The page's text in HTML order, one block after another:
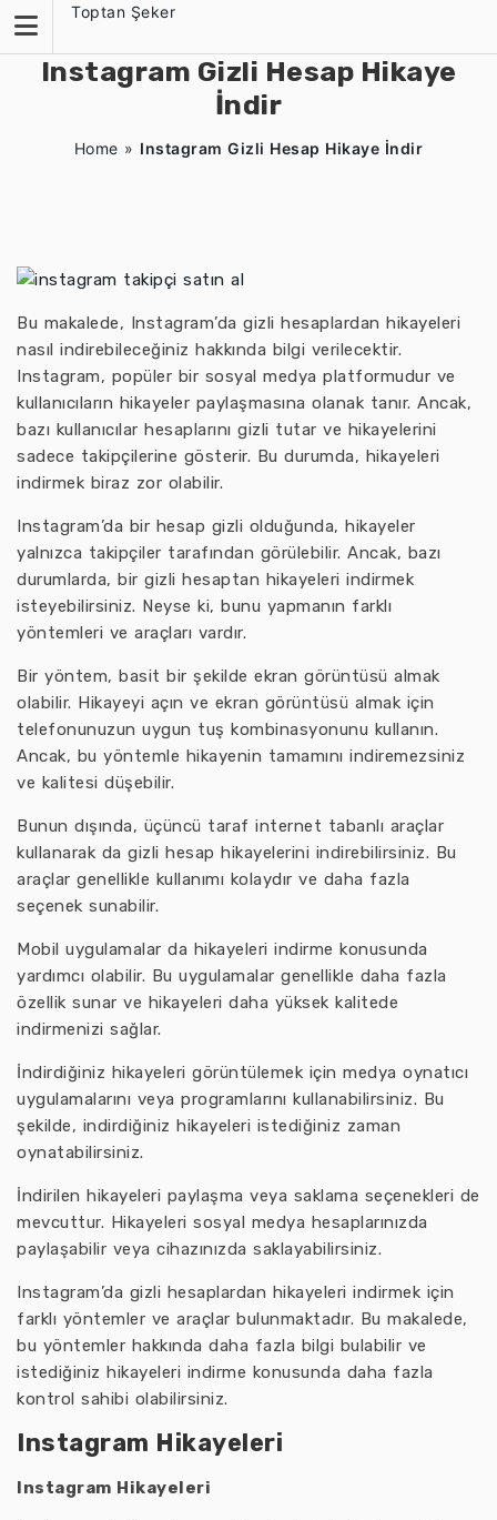
content
Toptan Şeker
Instagram Gizli Hesap Hikaye
İndir
Home » Instagram Gizli Hesap Hikaye İndir
Bu makalede, Instagram’da gizli hesaplardan hikayeleri
nasıl indirebileceğiniz hakkında bilgi verilecektir.
Instagram, popüler bir sosyal medya platformudur ve
kullanıcıların hikayeler paylaşmasına olanak tanır. Ancak,
bazı kullanıcılar hesaplarını gizli tutar ve hikayelerini
sadece takipçilerine gösterir. Bu durumda, hikayeleri
indirmek biraz zor olabilir.
Instagram’da bir hesap gizli olduğunda, hikayeler
yalnızca takipçiler tarafından görülebilir. Ancak, bazı
durumlarda, bir gizli hesaptan hikayeleri indirmek
isteyebilirsiniz. Neyse ki, bunu yapmanın farklı
yöntemleri ve araçları vardır.
Bir yöntem, basit bir şekilde ekran görüntüsü almak
olabilir. Hikayeyi açın ve ekran görüntüsü almak için
telefonunuzun uygun tuş kombinasyonunu kullanın.
Ancak, bu yöntemle hikayenin tamamını indiremezsiniz
ve kalitesi düşebilir.
Bunun dışında, üçüncü taraf internet tabanlı araçlar
kullanarak da gizli hesap hikayelerini indirebilirsiniz. Bu
araçlar genellikle kullanımı kolaydır ve daha fazla
seçenek sunabilir.
Mobil uygulamalar da hikayeleri indirme konusunda
yardımcı olabilir. Bu uygulamalar genellikle daha fazla
özellik sunar ve hikayeleri daha yüksek kalitede
indirmenizi sağlar.
İndirdiğiniz hikayeleri görüntülemek için medya oynatıcı
uygulamalarını veya programlarını kullanabilirsiniz. Bu
şekilde, indirdiğiniz hikayeleri istediğiniz zaman
oynatabilirsiniz.
İndirilen hikayeleri paylaşma veya saklama seçenekleri de
mevcuttur. Hikayeleri sosyal medya hesaplarınızda
paylaşabilir veya cihazınızda saklayabilirsiniz.
Instagram’da gizli hesaplardan hikayeleri indirmek için
farklı yöntemler ve araçlar bulunmaktadır. Bu makalede,
bu yöntemler hakkında daha fazla bilgi bulabilir ve
istediğiniz hikayeleri indirme konusunda daha fazla
kontrol sahibi olabilirsiniz.
Instagram Hikayeleri
Instagram Hikayeleri